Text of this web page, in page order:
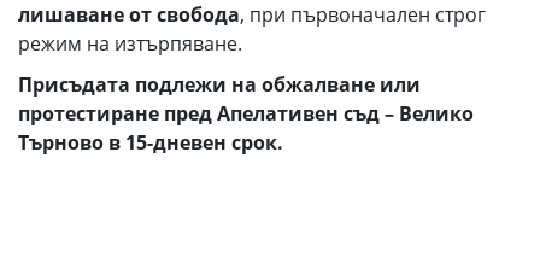
лишаване от свобода, при първоначален строг
режим на изтърпяване.
Присъдата подлежи на обжалване или
протестиране пред Апелативен съд – Велико
Търново в 15-дневен срок.